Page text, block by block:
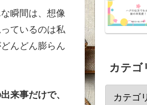
瞬間は、想像
ているのは私
んどん膨らん
来事だけで、
カテゴ